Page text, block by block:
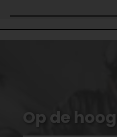
Op de